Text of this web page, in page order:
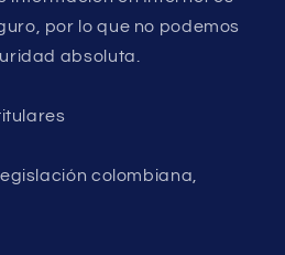
por lo que no podemos
absoluta.
colombiana,